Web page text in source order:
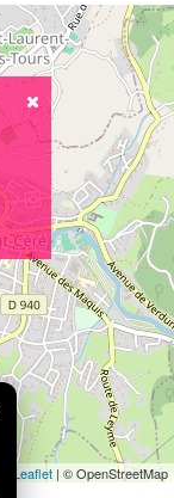
Leaflet | © OpenStreetMap